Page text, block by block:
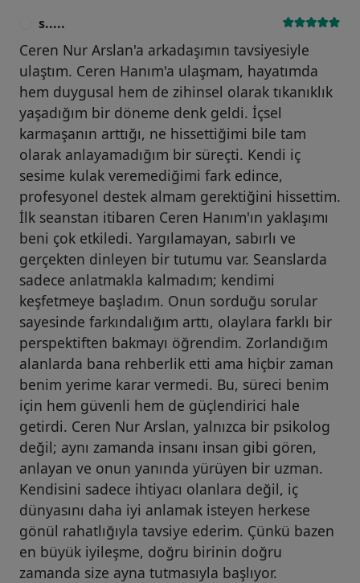
s.....
Ceren Nur Arslan'a arkadaşımın tavsiyesiyle
ulaştım. Ceren Hanım'a ulaşmam, hayatımda
hem duygusal hem de zihinsel olarak tıkanıklık
yaşadığım bir döneme denk geldi. İçsel
karmaşanın arttığı, ne hissettiğimi bile tam
olarak anlayamadığım bir süreçti. Kendi iç
sesime kulak veremediğimi fark edince,
profesyonel destek almam gerektiğini hissettim.
İlk seanstan itibaren Ceren Hanım'ın yaklaşımı
beni çok etkiledi. Yargılamayan, sabırlı ve
gerçekten dinleyen bir tutumu var. Seanslarda
sadece anlatmakla kalmadım; kendimi
keşfetmeye başladım. Onun sorduğu sorular
sayesinde farkındalığım arttı, olaylara farklı bir
perspektiften bakmayı öğrendim. Zorlandığım
alanlarda bana rehberlik etti ama hiçbir zaman
benim yerime karar vermedi. Bu, süreci benim
için hem güvenli hem de güçlendirici hale
getirdi. Ceren Nur Arslan, yalnızca bir psikolog
değil; aynı zamanda insanı insan gibi gören,
anlayan ve onun yanında yürüyen bir uzman.
Kendisini sadece ihtiyacı olanlara değil, iç
dünyasını daha iyi anlamak isteyen herkese
gönül rahatlığıyla tavsiye ederim. Çünkü bazen
en büyük iyileşme, doğru birinin doğru
zamanda size ayna tutmasıyla başlıyor.